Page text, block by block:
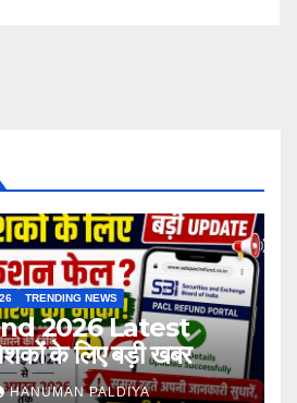
TRENDING NEWS
2026 Latest
के लिए बड़ी खबर
HANUMAN PALDIYA